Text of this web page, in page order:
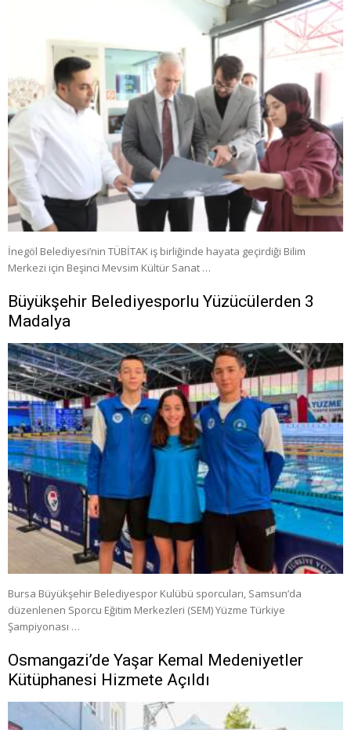
İnegöl Belediyesi’nin TÜBİTAK iş birliğinde hayata geçirdiği Bilim
Merkezi için Beşinci Mevsim Kültür Sanat …
Büyükşehir Belediyesporlu Yüzücülerden 3
Madalya
Bursa Büyükşehir Belediyespor Kulübü sporcuları, Samsun’da
düzenlenen Sporcu Eğitim Merkezleri (SEM) Yüzme Türkiye
Şampiyonası …
Osmangazi’de Yaşar Kemal Medeniyetler
Kütüphanesi Hizmete Açıldı